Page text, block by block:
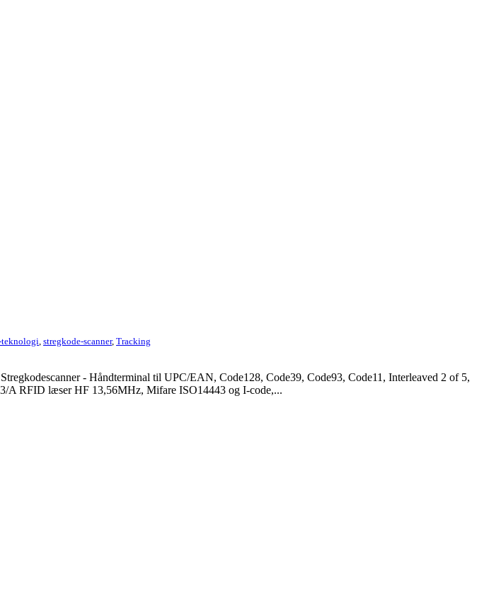
teknologi stregkode-scanner, Tracking
- Håndterminal til UPC/EAN, Code128, Code39, Code93, Code11, Interleaved 2 of 5,
A RFID læser HF 13,56MHz, Mifare ISO14443 og I-code,...